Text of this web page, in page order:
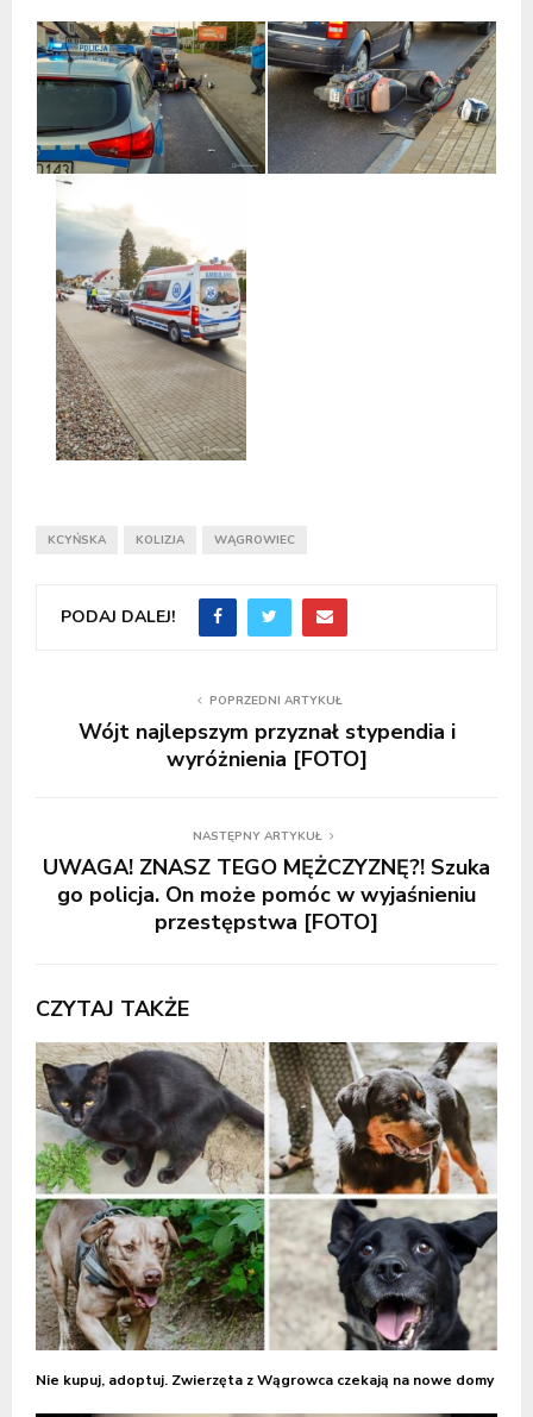
KCYŃSKA KOLIZJA WĄGROWIEC
PODAJ DALEJ!
POPRZEDNI ARTYKUŁ
Wójt najlepszym przyznał stypendia i
wyróżnienia [FOTO]
NASTĘPNY ARTYKUŁ
UWAGA! ZNASZ TEGO MĘŻCZYZNĘ?! Szuka
go policja. On może pomóc w wyjaśnieniu
przestępstwa [FOTO]
CZYTAJ TAKŻE
Nie kupuj, adoptuj. Zwierzęta z Wągrowca czekają na nowe domy